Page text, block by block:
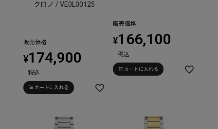
クロノ / VE0L00125
販売価格
¥174,900
税込
カートに入れる
販売価格
¥166,100
税込
カートに入れる